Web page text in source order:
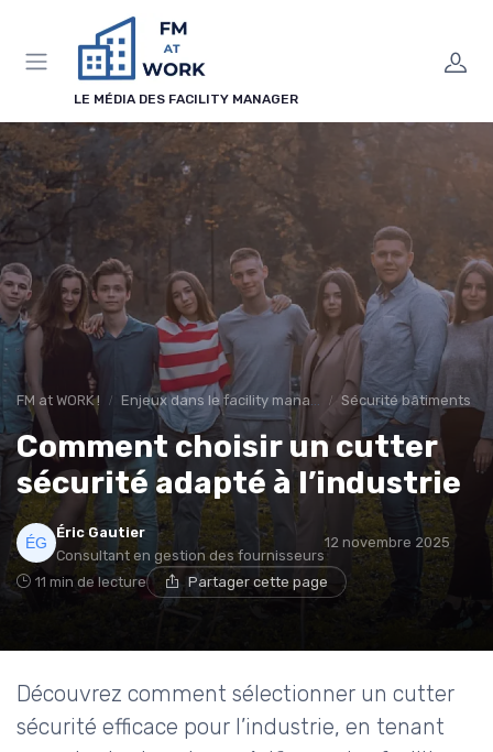
LE MÉDIA DES FACILITY MANAGER
FM at WORK ! Enjeux dans le facility management Sécurité bâtiments
Comment choisir un cutter
sécurité adapté à l’industrie
Éric Gautier
Consultant en gestion des fournisseurs
12 novembre 2025
11 min de lecture Partager cette page
Découvrez comment sélectionner un cutter
sécurité efficace pour l’industrie, en tenant
Panneau de gestion des cookies